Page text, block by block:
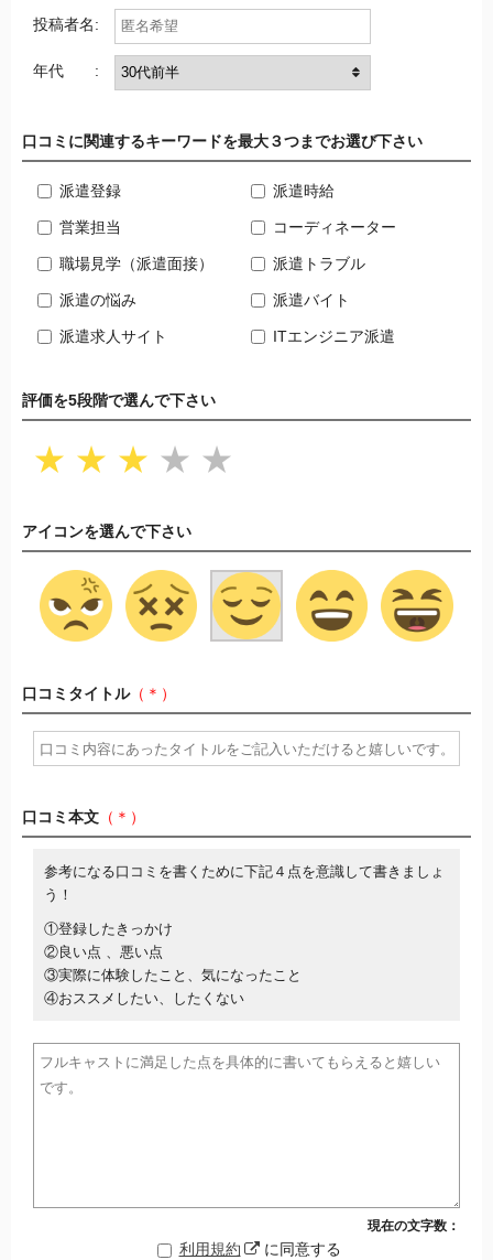
投稿者名:
年代 :
口コミに関連するキーワードを最大３つまでお選び下さい
派遣登録 派遣時給
営業担当 コーディネーター
職場見学（派遣面接） 派遣トラブル
派遣の悩み 派遣バイト
派遣求人サイト ITエンジニア派遣
評価を5段階で選んで下さい
★ ★ ★ ★ ★
アイコンを選んで下さい
口コミタイトル（＊）
口コミ本文 （＊）
参考になる口コミを書くために下記４点を意識して書きましょ
う！
①登録したきっかけ
②良い点 、悪い点
③実際に体験したこと、気になったこと
④おススメしたい、したくない
現在の文字数：
利用規約 に同意する